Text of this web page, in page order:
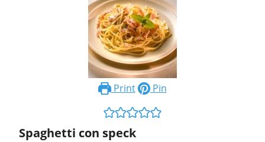
Print Pin
Spaghetti con speck